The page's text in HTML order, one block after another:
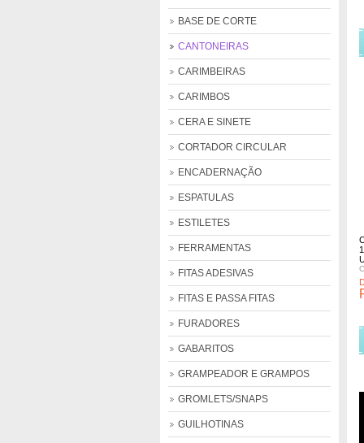
BASE DE CORTE
CANTONEIRAS
CARIMBEIRAS
CARIMBOS
CERA E SINETE
CORTADOR CIRCULAR
ENCADERNAÇÃO
ESPATULAS
ESTILETES
FERRAMENTAS
FITAS ADESIVAS
FITAS E PASSA FITAS
FURADORES
GABARITOS
GRAMPEADOR E GRAMPOS
GROMLETS/SNAPS
GUILHOTINAS
Comprar Comprar